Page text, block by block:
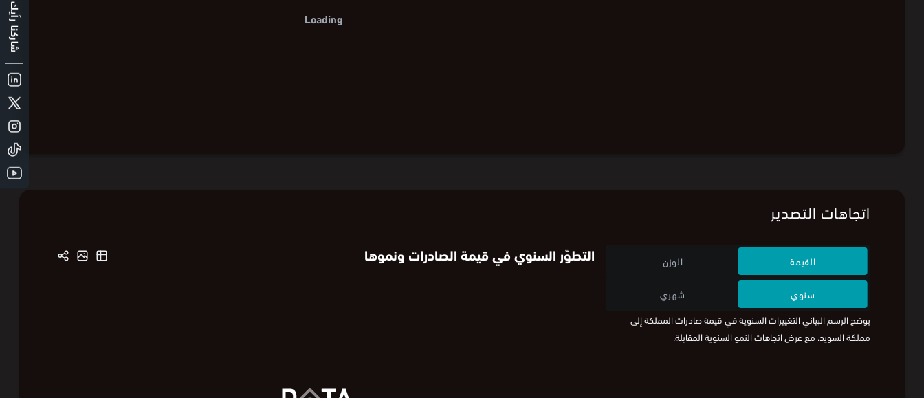
Loading
اتجاهات التصدير
القيمة الوزن
سنوي
شهري
يوضح الرسم البياني التغييرات السنوية في قيمة صادرات المملكة إلى
مملكة السويد، مع عرض اتجاهات النمو السنوية المقابلة.
التطوّر السنوي في قيمة الصادرات ونموها
شاركنا رأيك